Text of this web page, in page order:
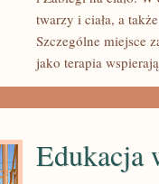
twarzy i ciała, a
Szczególne miejsce
jako terapia
Edukacja